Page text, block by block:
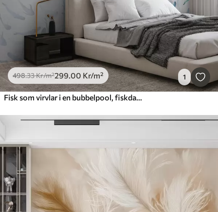
498.33Kr/m²299.00 Kr/m² 1
Fisk som virvlar i en bubbelpool, fiskdans, akvarell, haj, abstrakt komposition, minimalism, blå, grön färg